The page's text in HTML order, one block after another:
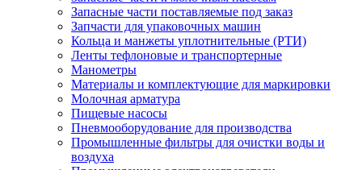
Запасные части поставляемые под заказ
Запчасти для упаковочных машин
Кольца и манжеты уплотнительные (РТИ)
Ленты тефлоновые и транспортерные
Манометры
Материалы и комплектующие для маркировки
Молочная арматура
Пищевые насосы
Пневмооборудование для производства
Промышленные фильтры для очистки воды и
воздуха